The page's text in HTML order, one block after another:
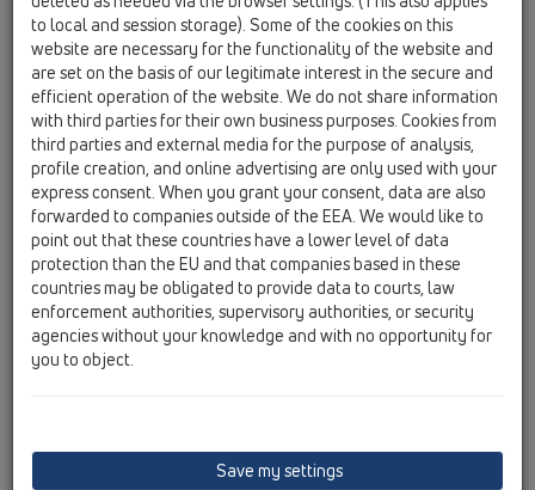
végeredmény az építőipari projekt digitális modellje lesz.
Szabványok?
Vannak bizonyos szabványok a BIM-re.
A HL feladata?
Mi előállítjuk az adatokat a Revit-hoz.
Ímélcímének megadását követően az adatokat egyszerűen
letöltheti.
Az adatbázis fejlesztése folyamatos. Újabb elemek
felkerülése esetén a regisztrációkor megadott címre küldjük
az értesítést:
Jelenleg a következő termékek érhetőek el ezzel a verzióval:
BIM-Maintypes
to local and session storage). Some of the cookies on this
website are necessary for the functionality of the website and
are set on the basis of our legitimate interest in the secure and
efficient operation of the website. We do not share information
with third parties for their own business purposes. Cookies from
third parties and external media for the purpose of analysis,
profile creation, and online advertising are only used with your
express consent. When you grant your consent, data are also
forwarded to companies outside of the EEA. We would like to
point out that these countries have a lower level of data
protection than the EU and that companies based in these
countries may be obligated to provide data to courts, law
enforcement authorities, supervisory authorities, or security
agencies without your knowledge and with no opportunity for
you to object.
Save my settings